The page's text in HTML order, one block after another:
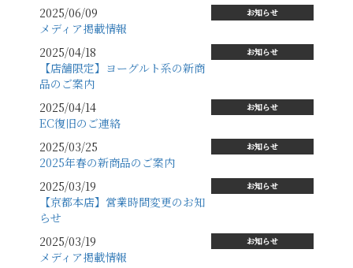
2025/06/09
お知らせ
メディア掲載情報
2025/04/18
お知らせ
【店舗限定】ヨーグルト系の新商
品のご案内
2025/04/14
お知らせ
EC復旧のご連絡
2025/03/25
お知らせ
2025年春の新商品のご案内
2025/03/19
お知らせ
【京都本店】営業時間変更のお知
らせ
2025/03/19
お知らせ
メディア掲載情報